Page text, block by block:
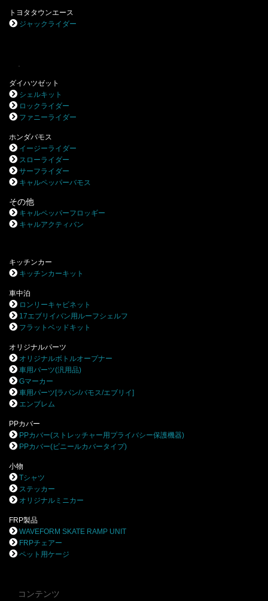
トヨタタウンエース
ジャックライダー
ダイハツゼット
シェルキット
ロックライダー
ファニーライダー
ホンダバモス
イージーライダー
スローライダー
サーフライダー
キャルペッパーバモス
その他
キャルペッパーフロッギー
キャルアクティバン
キッチンカー
キッチンカーキット
車中泊
ロンリーキャビネット
17エブリイバン用ルーフシェルフ
フラットベッドキット
オリジナルパーツ
オリジナルボトルオープナー
車用パーツ(汎用品)
Gマーカー
車用パーツ[ラパン/バモス/エブリイ]
エンブレム
PPカバー
PPカバー(ストレッチャー用プライバシー保護機器)
PPカバー(ビニールカバータイプ)
小物
Tシャツ
ステッカー
オリジナルミニカー
FRP製品
WAVEFORM SKATE RAMP UNIT
FRPチェアー
ペット用ケージ
コンテンツ